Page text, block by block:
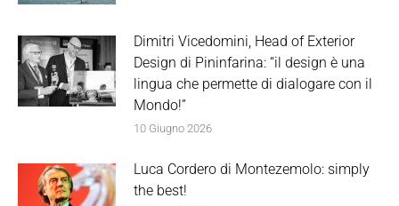
Dimitri Vicedomini, Head of Exterior
Design di Pininfarina: “il design è una
lingua che permette di dialogare con il
Mondo!”
10 Giugno 2026
Luca Cordero di Montezemolo: simply
the best!